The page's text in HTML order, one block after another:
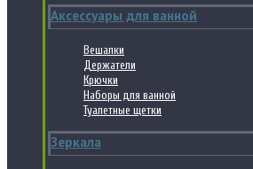
Аксессуары для ванной
Вешалки
Держатели
Крючки
Наборы для ванной
Туалетные щетки
Зеркала